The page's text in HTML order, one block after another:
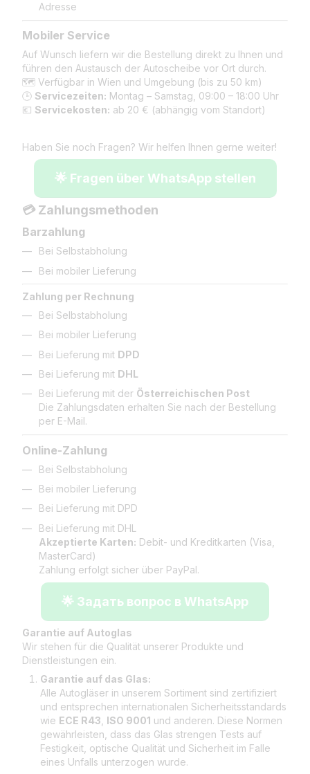
Adresse
Mobiler Service
Auf Wunsch liefern wir die Bestellung direkt zu Ihnen und
führen den Austausch der Autoscheibe vor Ort durch.
🗺️ Verfügbar in Wien und Umgebung (bis zu 50 km)
🕒 Servicezeiten: Montag – Samstag, 09:00 – 18:00 Uhr
💶 Servicekosten: ab 20 € (abhängig vom Standort)
Haben Sie noch Fragen? Wir helfen Ihnen gerne weiter!
🌟 Fragen über WhatsApp stellen
💳 Zahlungsmethoden
Barzahlung
Bei Selbstabholung
Bei mobiler Lieferung
Zahlung per Rechnung
Bei Selbstabholung
Bei mobiler Lieferung
Bei Lieferung mit DPD
Bei Lieferung mit DHL
Bei Lieferung mit der Österreichischen Post
Die Zahlungsdaten erhalten Sie nach der Bestellung
per E-Mail.
Online-Zahlung
Bei Selbstabholung
Bei mobiler Lieferung
Bei Lieferung mit DPD
Bei Lieferung mit DHL
Akzeptierte Karten: Debit- und Kreditkarten (Visa,
MasterCard)
Zahlung erfolgt sicher über PayPal.
🌟 Задать вопрос в WhatsApp
Garantie auf Autoglas
Wir stehen für die Qualität unserer Produkte und
Dienstleistungen ein.
Garantie auf das Glas:
Alle Autogläser in unserem Sortiment sind zertifiziert
und entsprechen internationalen Sicherheitsstandards
wie ECE R43 ISO 9001 und anderen. Diese Normen
gewährleisten, dass das Glas strengen Tests auf
Festigkeit, optische Qualität und Sicherheit im Falle
eines Unfalls unterzogen wurde.